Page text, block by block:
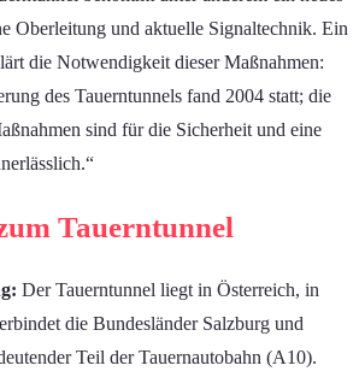
Oberleitung und aktuelle Signaltechnik. Ein
die Notwendigkeit dieser Maßnahmen:
des Tauerntunnels fand 2004 statt; die
sind für die Sicherheit und eine
Tauerntunnel
Der Tauerntunnel liegt in Österreich, in
die Bundesländer Salzburg und
Teil der Tauernautobahn (A10).